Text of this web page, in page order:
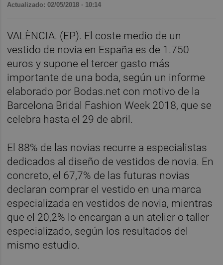
Actualizado: 02/05/2018 · 10:14
VALÈNCIA. (EP). El coste medio de un
vestido de novia en España es de 1.750
euros y supone el tercer gasto más
importante de una boda, según un informe
elaborado por Bodas.net con motivo de la
Barcelona Bridal Fashion Week 2018, que se
celebra hasta el 29 de abril.
El 88% de las novias recurre a especialistas
dedicados al diseño de vestidos de novia. En
concreto, el 67,7% de las futuras novias
declaran comprar el vestido en una marca
especializada en vestidos de novia, mientras
que el 20,2% lo encargan a un atelier o taller
especializado, según los resultados del
mismo estudio.